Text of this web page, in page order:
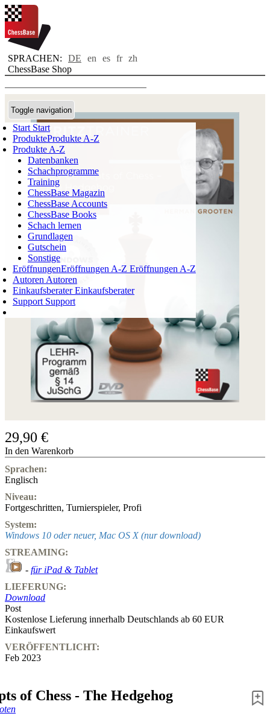
SPRACHEN: DE en es fr zh
ChessBase Shop
Toggle navigation
Start Start
ProdukteProdukte A-Z
Produkte A-Z
Datenbanken
Schachprogramme
Training
ChessBase Magazin
ChessBase Accounts
ChessBase Books
Schach lernen
Grundlagen
Gutschein
Sonstige
EröffnungenEröffnungen A-Z Eröffnungen A-Z
Autoren Autoren
EinkaufsberaterEinkaufsberater
Support Support
Login
WARENKORB
0ARTIKEL
0,00 €
✔
29,90 €
In den Warenkorb
Sprachen:
Englisch
Niveau:
Fortgeschritten, Turnierspieler, Profi
System:
Windows 10 oder neuer, Mac OS X (nur download)
STREAMING:
- für iPad & Tablet
LIEFERUNG:
Download
Post
Kostenlose Lieferung innerhalb Deutschlands ab 60 EUR
Einkaufswert
VERÖFFENTLICHT:
Feb 2023
of Chess - The Hedgehog